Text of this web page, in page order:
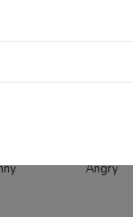
Angry